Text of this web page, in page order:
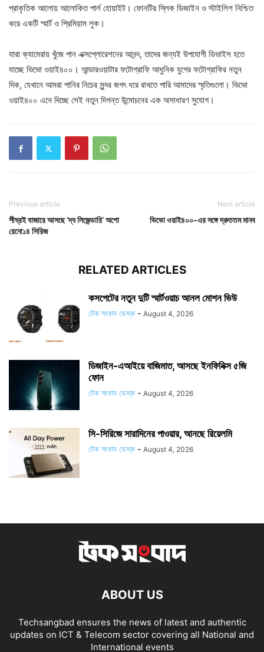
প্রাকৃতিক আলোয় আলোকিত পার্ল হোয়াইট। ফোনটির স্লিক ডিজাইন ও স্টাইলিশ নিশ্চিত
করে একটি স্মার্ট ও প্রিমিয়াম লুক।
যারা ক্যামেরায় খুঁজে পান এক্সপ্লোরেশনের আনন্দ, তাদের জন্যই উপযোগী ডিভাইস হতে
যাচ্ছে ভিভো ওয়াই৪০০। আন্ডারওয়াটার ফটোগ্রাফি আধুনিক যুগের ফটোগ্রাফির নতুন
দিক, যেখানে আমরা পানির নিচের সুন্দর জগৎ ধরে রাখতে পারি আমাদের স্মৃতিগুলো। ভিভো
ওয়াই৪০০ এনে দিচ্ছে সেই নতুন দিগন্ত উন্মোচনের এক অসাধারণ সুযোগ।
Previous article
শীঘ্রই বাজারে আসছে ‘দ্য লিজেন্ডারি’ অপো
রেনো১৪ সিরিজ
Next article
ভিভো ওয়াই৪০০-এর সঙ্গে দ্রুততম মানব
RELATED ARTICLES
কসপেটের নতুন দুটি স্মার্টওয়াচ আনল মোশন ভিউ
টেক সংবাদ ডেস্ক - August 4, 2026
ডিজাইন-এআইয়ে বাজিমাত, আসছে ইনফিনিক্স ৫জি
ফোন
টেক সংবাদ ডেস্ক - August 4, 2026
সি-সিরিজে সারাদিনের পাওয়ার, আনছে রিয়েলমি
টেক সংবাদ ডেস্ক - August 4, 2026
ABOUT US
Techsangbad ensures the news of latest and authentic
updates on ICT & Telecom sector covering all National and
International events